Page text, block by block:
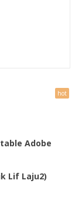
Adobe
Lif Laju2)